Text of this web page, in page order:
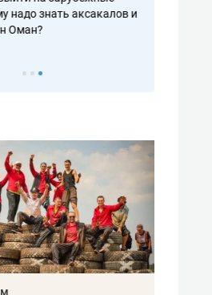
надо знать аксакалов и
Оман?